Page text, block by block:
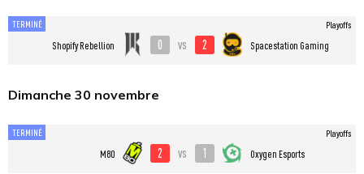
TERMINÉ
Shopify Rebellion 0 vs 2 Spacestation Gaming
Playoffs
Dimanche 30 novembre
TERMINÉ
M80 2 vs 1 Oxygen Esports
Playoffs